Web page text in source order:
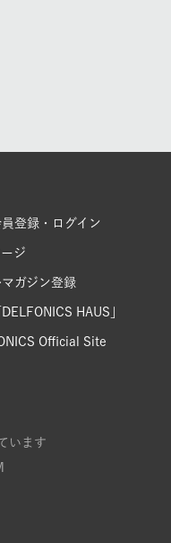
登録・ログイン
ジ
マガジン登録
HAUS」
Official Site
います